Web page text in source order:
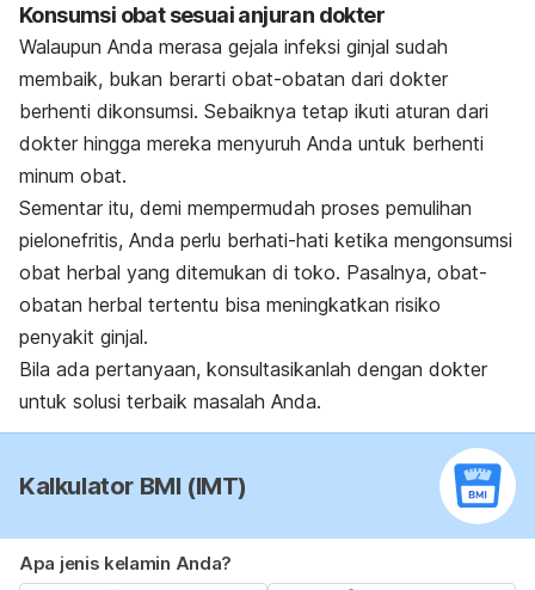
Konsumsi obat sesuai anjuran dokter
Walaupun Anda merasa gejala infeksi ginjal sudah
membaik, bukan berarti obat-obatan dari dokter
berhenti dikonsumsi. Sebaiknya tetap ikuti aturan dari
dokter hingga mereka menyuruh Anda untuk berhenti
minum obat.
Sementar itu, demi mempermudah proses pemulihan
pielonefritis, Anda perlu berhati-hati ketika mengonsumsi
obat herbal yang ditemukan di toko. Pasalnya, obat-
obatan herbal tertentu bisa meningkatkan risiko
penyakit ginjal.
Bila ada pertanyaan, konsultasikanlah dengan dokter
untuk solusi terbaik masalah Anda.
Kalkulator BMI (IMT)
Apa jenis kelamin Anda?